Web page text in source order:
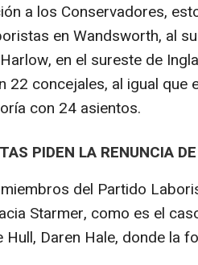
a los Conservadores,
en Wandsworth, al
en el sureste de
22 concejales, al igual que
con 24 asientos.
PIDEN LA RENUNCIA
del Partido
Starmer, como es el
Hull, Daren Hale, donde la